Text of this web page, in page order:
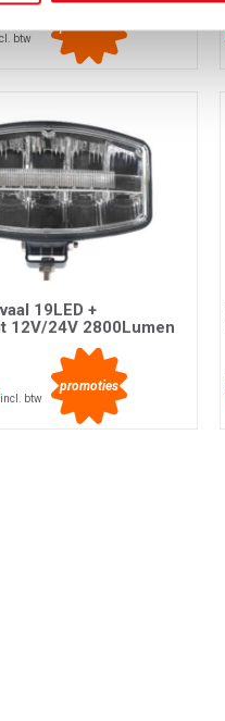
btw
promoties
19LED +
12V/24V 2800Lumen
btw